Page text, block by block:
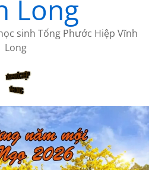
HỒI XƯA
Long
sinh Tống Phước Hiệp Vĩnh
Long